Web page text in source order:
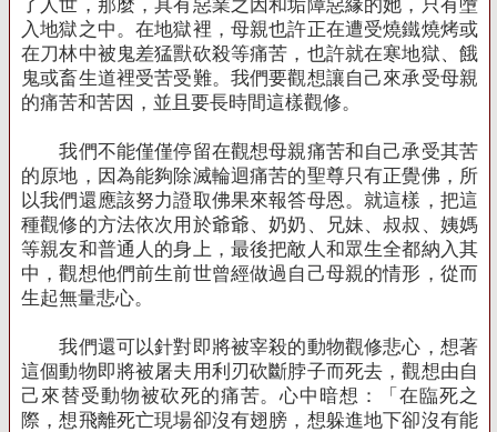
了人世，那麼，具有惡業之因和垢障惡緣的她，只有墮
入地獄之中。在地獄裡，母親也許正在遭受燒鐵燒烤或
在刀林中被鬼差猛獸砍殺等痛苦，也許就在寒地獄、餓
鬼或畜生道裡受苦受難。我們要觀想讓自己來承受母親
的痛苦和苦因，並且要長時間這樣觀修。
我們不能僅僅停留在觀想母親痛苦和自己承受其苦
的原地，因為能夠除滅輪迴痛苦的聖尊只有正覺佛，所
以我們還應該努力證取佛果來報答母恩。就這樣，把這
種觀修的方法依次用於爺爺、奶奶、兄妹、叔叔、姨媽
等親友和普通人的身上，最後把敵人和眾生全都納入其
中，觀想他們前生前世曾經做過自己母親的情形，從而
生起無量悲心。
我們還可以針對即將被宰殺的動物觀修悲心，想著
這個動物即將被屠夫用利刃砍斷脖子而死去，觀想由自
己來替受動物被砍死的痛苦。心中暗想：「在臨死之
際，想飛離死亡現場卻沒有翅膀，想躲進地下卻沒有能